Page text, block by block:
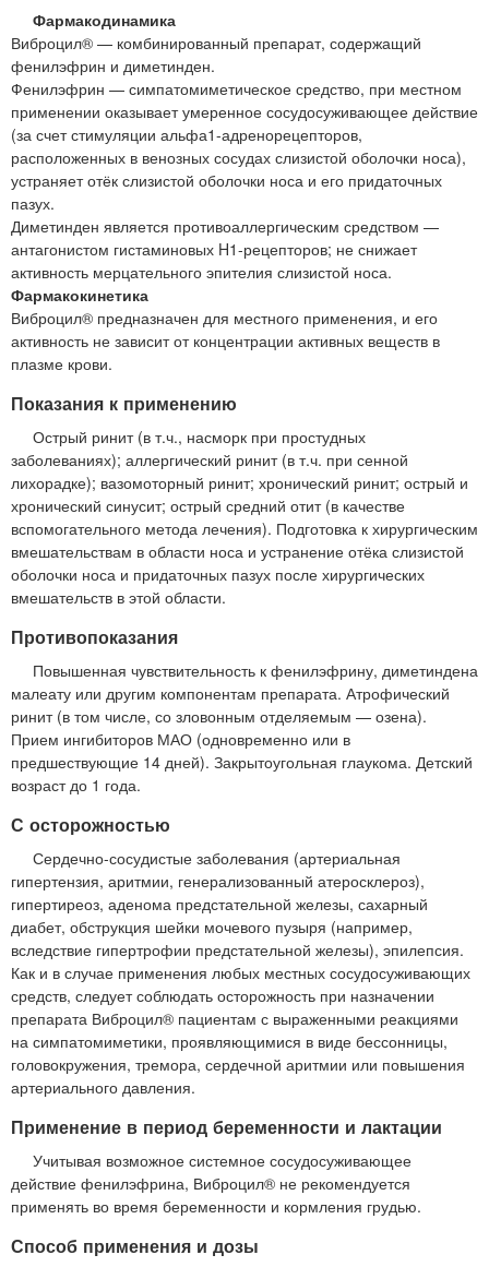
Фармакодинамика
Виброцил® — комбинированный препарат, содержащий
фенилэфрин и диметинден.
Фенилэфрин — симпатомиметическое средство, при местном
применении оказывает умеренное сосудосуживающее действие
(за счет стимуляции альфа1-адренорецепторов,
расположенных в венозных сосудах слизистой оболочки носа),
устраняет отёк слизистой оболочки носа и его придаточных
пазух.
Диметинден является противоаллергическим средством —
антагонистом гистаминовых H1-рецепторов; не снижает
активность мерцательного эпителия слизистой носа.
Фармакокинетика
Виброцил® предназначен для местного применения, и его
активность не зависит от концентрации активных веществ в
плазме крови.
Показания к применению
Острый ринит (в т.ч., насморк при простудных
заболеваниях); аллергический ринит (в т.ч. при сенной
лихорадке); вазомоторный ринит; хронический ринит; острый и
хронический синусит; острый средний отит (в качестве
вспомогательного метода лечения). Подготовка к хирургическим
вмешательствам в области носа и устранение отёка слизистой
оболочки носа и придаточных пазух после хирургических
вмешательств в этой области.
Противопоказания
Повышенная чувствительность к фенилэфрину, диметиндена
малеату или другим компонентам препарата. Атрофический
ринит (в том числе, со зловонным отделяемым — озена).
Прием ингибиторов МАО (одновременно или в
предшествующие 14 дней). Закрытоугольная глаукома. Детский
возраст до 1 года.
С осторожностью
Сердечно-сосудистые заболевания (артериальная
гипертензия, аритмии, генерализованный атеросклероз),
гипертиреоз, аденома предстательной железы, сахарный
диабет, обструкция шейки мочевого пузыря (например,
вследствие гипертрофии предстательной железы), эпилепсия.
Как и в случае применения любых местных сосудосуживающих
средств, следует соблюдать осторожность при назначении
препарата Виброцил® пациентам с выраженными реакциями
на симпатомиметики, проявляющимися в виде бессонницы,
головокружения, тремора, сердечной аритмии или повышения
артериального давления.
Применение в период беременности и лактации
Учитывая возможное системное сосудосуживающее
действие фенилэфрина, Виброцил® не рекомендуется
применять во время беременности и кормления грудью.
Способ применения и дозы